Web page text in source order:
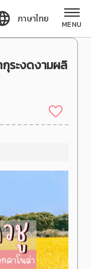
ภาษาไทย MENU
ระงดงามผลิ